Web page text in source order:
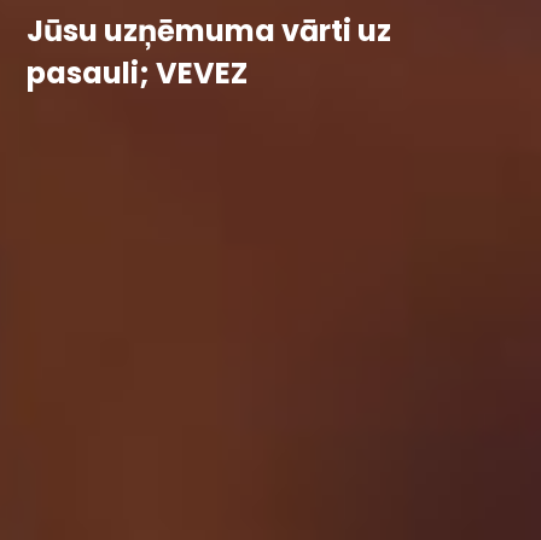
Jūsu uzņēmuma vārti uz
pasauli; VEVEZ